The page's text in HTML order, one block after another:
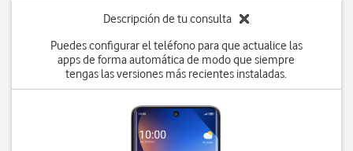
Descripción de tu consulta
Puedes configurar el teléfono para que actualice las
apps de forma automática de modo que siempre
tengas las versiones más recientes instaladas.